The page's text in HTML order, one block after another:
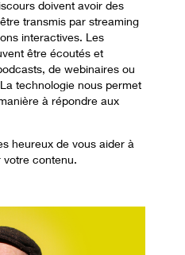
doivent avoir des
transmis par streaming
interactives. Les
être écoutés et
de webinaires ou
technologie nous permet
à répondre aux
heureux de vous aider à
votre contenu.